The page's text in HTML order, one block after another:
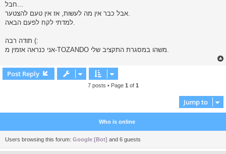
t
חבל...
אבל כבר אין מה לעשות, אז אין טעם להצטער.
למדתי לקח לפעם הבאה.
תודה רבה (:
אני כנראה אזמין מ-TOZANDO משהו במסגרת התקציב שלי.
Post Reply
7 posts • Page 1 of 1
Jump to
Who is online
Users browsing this forum: Google [Bot] and 6 guests